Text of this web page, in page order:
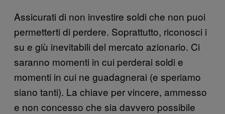
Assicurati di non investire soldi che non puoi
permetterti di perdere. Soprattutto, riconosci i
su e giù inevitabili del mercato azionario. Ci
saranno momenti in cui perderai soldi e
momenti in cui ne guadagnerai (e speriamo
siano tanti). La chiave per vincere, ammesso
e non concesso che sia davvero possibile